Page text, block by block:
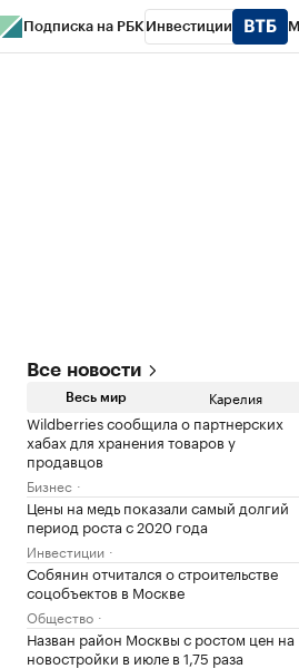
Подписка на РБК Инвестиции
Все новости
Весь мир Карелия
Wildberries сообщила о партнерских
хабах для хранения товаров у
продавцов
Бизнес
Цены на медь показали самый долгий
период роста с 2020 года
Инвестиции
Собянин отчитался о строительстве
соцобъектов в Москве
Общество
Назван район Москвы с ростом цен на
новостройки в июле в 1,75 раза